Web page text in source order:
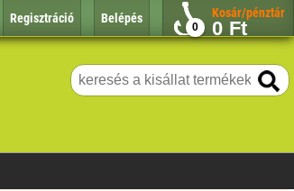
0
Kosár/pénztár
0 Ft
Belépés
Regisztráció